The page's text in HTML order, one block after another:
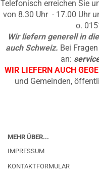
Telefonisch erreichen Sie
von 8.30 Uhr - 17.00 Uhr
o.
Wir liefern generell in
auch Schweiz. Bei
an:
WIR LIEFERN AUCH
und Gemeinden,
MEHR ÜBER...
IMPRESSUM
KONTAKTFORMULAR